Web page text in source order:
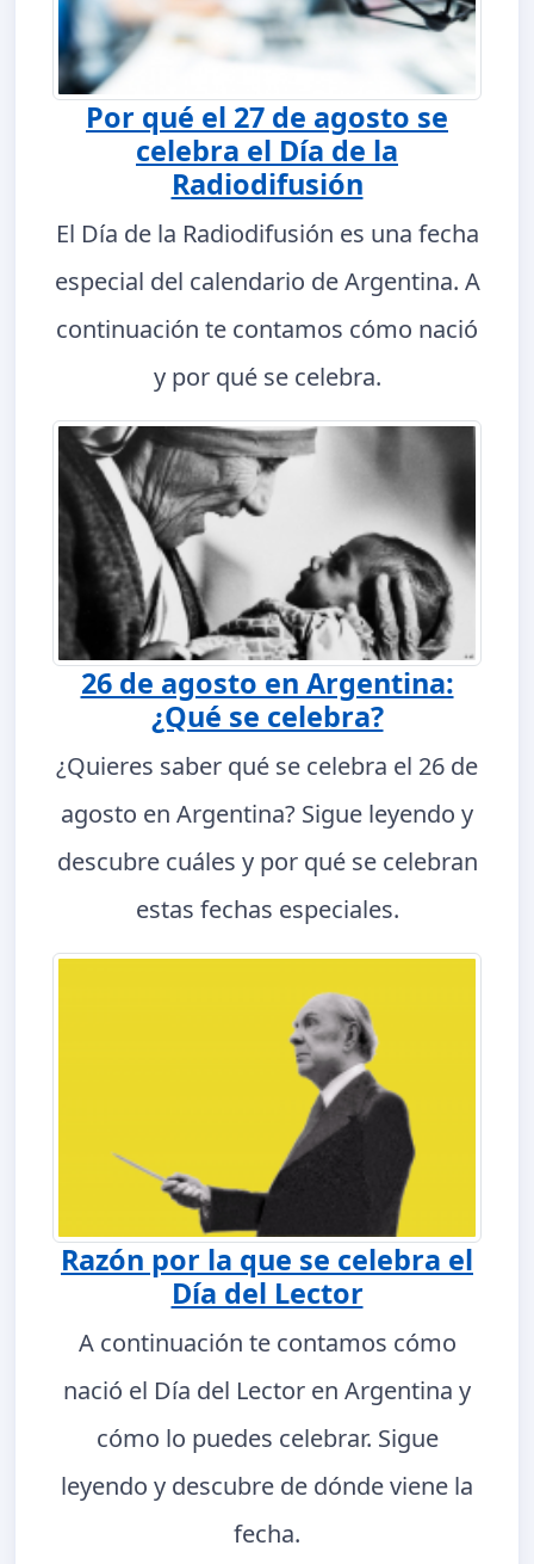
Por qué el 27 de agosto se
celebra el Día de la
Radiodifusión
El Día de la Radiodifusión es una fecha
especial del calendario de Argentina. A
continuación te contamos cómo nació
y por qué se celebra.
26 de agosto en Argentina:
¿Qué se celebra?
¿Quieres saber qué se celebra el 26 de
agosto en Argentina? Sigue leyendo y
descubre cuáles y por qué se celebran
estas fechas especiales.
Razón por la que se celebra el
Día del Lector
A continuación te contamos cómo
nació el Día del Lector en Argentina y
cómo lo puedes celebrar. Sigue
leyendo y descubre de dónde viene la
fecha.